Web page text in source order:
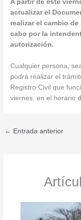
A partir de este
actualizar el
realizar el cambio
cabo por la
autorización.
Cualquier persona,
podrá realizar el
Registro Civil que
viernes, en el horario
← Entrada anterior